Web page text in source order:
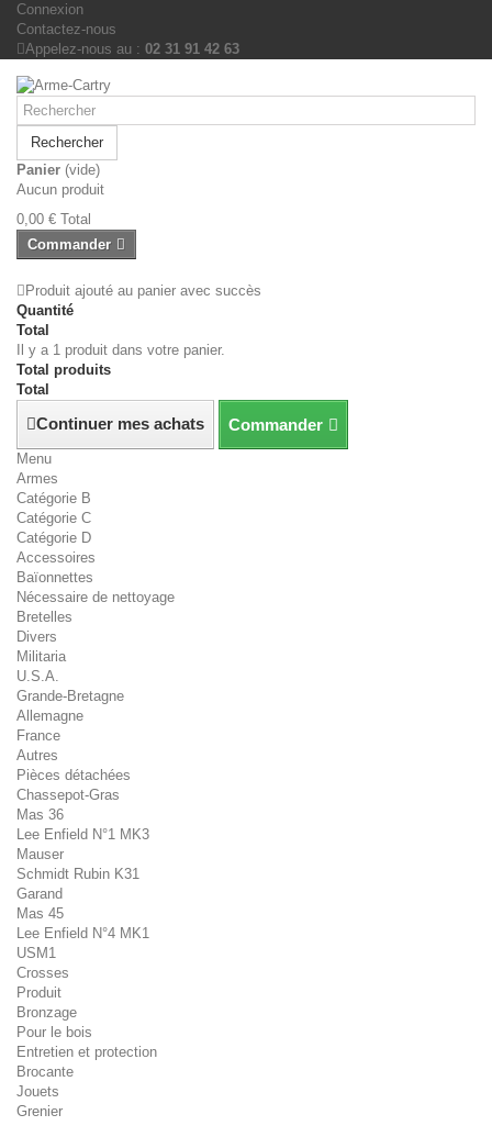
Connexion
Contactez-nous
Appelez-nous au : 02 31 91 42 63
Rechercher
Panier (vide)
Aucun produit
0,00 € Total
Commander
Produit ajouté au panier avec succès
Quantité
Total
Il y a 1 produit dans votre panier.
Total produits
Total
Continuer mes achats Commander
Menu
Armes
Catégorie B
Catégorie C
Catégorie D
Accessoires
Baïonnettes
Nécessaire de nettoyage
Bretelles
Divers
Militaria
U.S.A.
Grande-Bretagne
Allemagne
France
Autres
Pièces détachées
Chassepot-Gras
Mas 36
Lee Enfield N°1 MK3
Mauser
Schmidt Rubin K31
Garand
Mas 45
Lee Enfield N°4 MK1
USM1
Crosses
Produit
Bronzage
Pour le bois
Entretien et protection
Brocante
Jouets
Grenier